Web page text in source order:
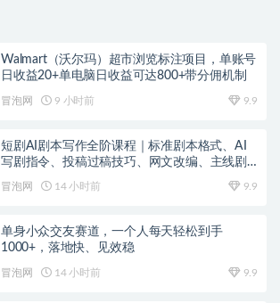
Walmart（沃尔玛）超市浏览标注项目，单账号
日收益20+单电脑日收益可达800+带分佣机制
冒泡网 9 小时前 9.9
短剧AI剧本写作全阶课程｜标准剧本格式、AI
写剧指令、投稿过稿技巧、网文改编、主线剧
冒泡网 14 小时前 9.9
单身小众交友赛道，一个人每天轻松到手
1000+，落地快、见效稳
冒泡网 14 小时前 9.9